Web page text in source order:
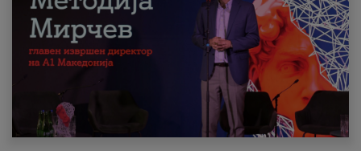
Приватни Деловни
Поддршка
Надополни кредит